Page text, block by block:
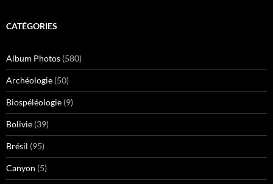
CATÉGORIES
Album Photos (580)
Archéologie (50)
Biospéléologie (9)
Bolivie (39)
Brésil (95)
Canyon (5)